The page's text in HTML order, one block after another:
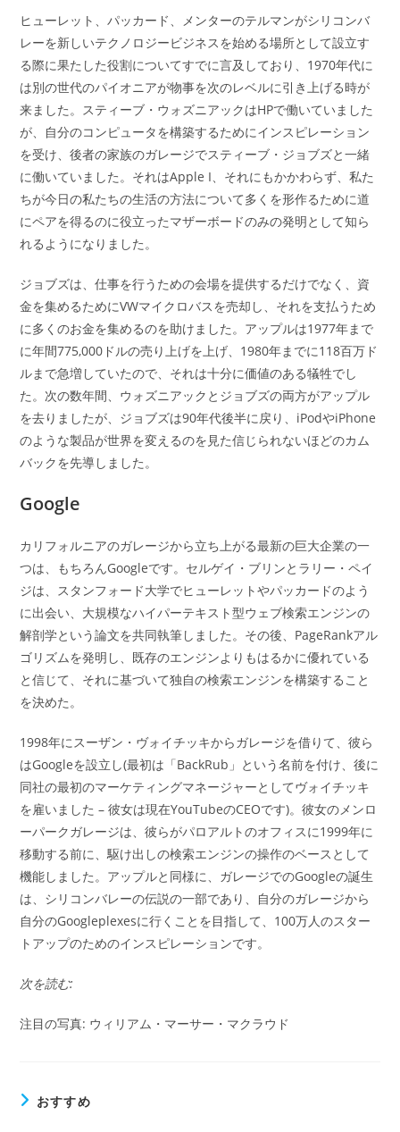
ヒューレット、パッカード、メンターのテルマンがシリコンバ
レーを新しいテクノロジービジネスを始める場所として設立す
る際に果たした役割についてすでに言及しており、1970年代に
は別の世代のパイオニアが物事を次のレベルに引き上げる時が
来ました。スティーブ・ウォズニアックはHPで働いていました
が、自分のコンピュータを構築するためにインスピレーション
を受け、後者の家族のガレージでスティーブ・ジョブズと一緒
に働いていました。それはApple I、それにもかかわらず、私た
ちが今日の私たちの生活の方法について多くを形作るために道
にペアを得るのに役立ったマザーボードのみの発明として知ら
れるようになりました。
ジョブズは、仕事を行うための会場を提供するだけでなく、資
金を集めるためにVWマイクロバスを売却し、それを支払うため
に多くのお金を集めるのを助けました。アップルは1977年まで
に年間775,000ドルの売り上げを上げ、1980年までに118百万ド
ルまで急増していたので、それは十分に価値のある犠牲でし
た。次の数年間、ウォズニアックとジョブズの両方がアップル
を去りましたが、ジョブズは90年代後半に戻り、iPodやiPhone
のような製品が世界を変えるのを見た信じられないほどのカム
バックを先導しました。
Google
カリフォルニアのガレージから立ち上がる最新の巨大企業の一
つは、もちろんGoogleです。セルゲイ・ブリンとラリー・ペイ
ジは、スタンフォード大学でヒューレットやパッカードのよう
に出会い、大規模なハイパーテキスト型ウェブ検索エンジンの
解剖学という論文を共同執筆しました。その後、PageRankアル
ゴリズムを発明し、既存のエンジンよりもはるかに優れている
と信じて、それに基づいて独自の検索エンジンを構築すること
を決めた。
1998年にスーザン・ヴォイチッキからガレージを借りて、彼ら
はGoogleを設立し(最初は「BackRub」という名前を付け、後に
同社の最初のマーケティングマネージャーとしてヴォイチッキ
を雇いました – 彼女は現在YouTubeのCEOです)。彼女のメンロ
ーパークガレージは、彼らがパロアルトのオフィスに1999年に
移動する前に、駆け出しの検索エンジンの操作のベースとして
機能しました。アップルと同様に、ガレージでのGoogleの誕生
は、シリコンバレーの伝説の一部であり、自分のガレージから
自分のGoogleplexesに行くことを目指して、100万人のスター
トアップのためのインスピレーションです。
次を読む:
注目の写真: ウィリアム・マーサー・マクラウド
おすすめ